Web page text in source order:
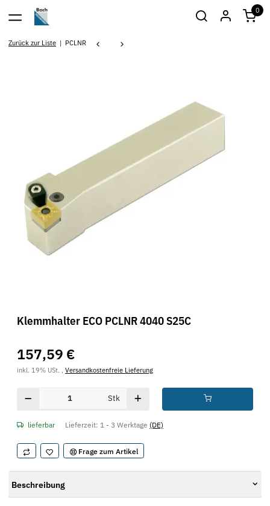
0
Zurück zur Liste PCLNR
Klemmhalter ECO PCLNR 4040 S25C
157,59 €
inkl. 19% USt. , Versandkostenfreie Lieferung
Stk
lieferbar Lieferzeit: 1 - 3 Werktage (DE)
Frage zum Artikel
Beschreibung